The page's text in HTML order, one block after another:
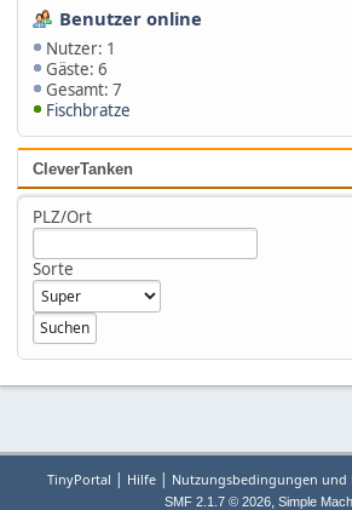
Benutzer online
Nutzer: 1
Gäste: 6
Gesamt: 7
Fischbratze
CleverTanken
PLZ/Ort
Sorte
TinyPortal | Hilfe | Nutzungsbedingungen und
SMF 2.1.7 © 2026, Simple